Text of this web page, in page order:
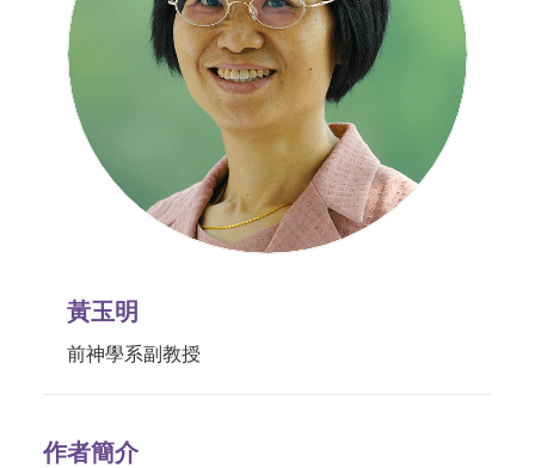
黃玉明
前神學系副教授
作者簡介